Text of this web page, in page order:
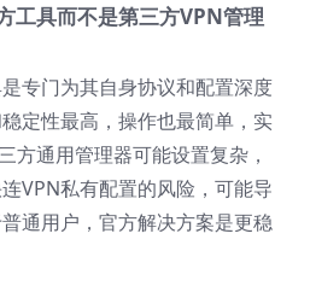
工具而不是第三方VPN管理
专门为其自身协议和配置深度
定性最高，操作也最简单，实
方通用管理器可能设置复杂，
VPN私有配置的风险，可能导
通用户，官方解决方案是更稳